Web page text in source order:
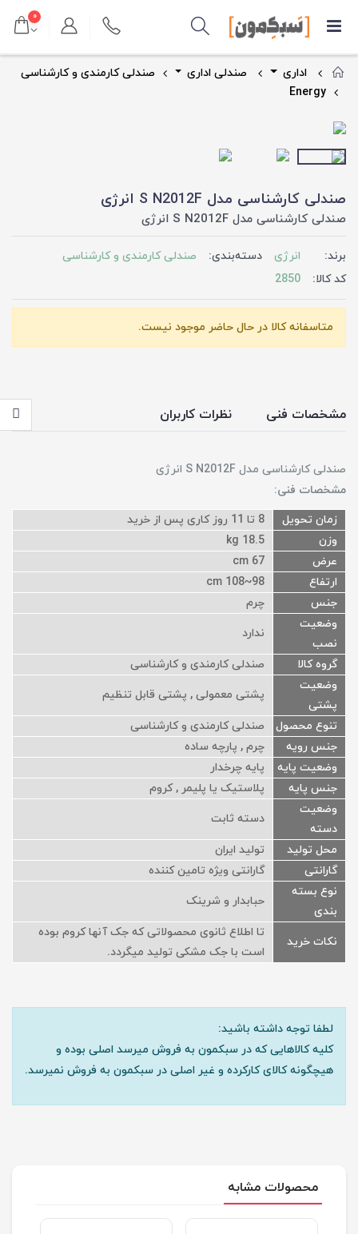
۰
اداری صندلی اداری
صندلی کارمندی و کارشناسی
Energy
صندلی کارشناسی مدل S N2012F انرژی
صندلی کارشناسی مدل S N2012F انرژی
برند: انرژی دسته‌بندی:
صندلی کارمندی و کارشناسی
کد کالا:
2850
متاسفانه کالا در حال حاضر موجود نیست.
مشخصات فنی نظرات کاربران
صندلی کارشناسی مدل S N2012F انرژی
مشخصات فنی:
زمان تحویل
8 تا 11 روز کاری پس از خرید
وزن
18.5 kg
عرض
67 cm
ارتفاع
98~108 cm
جنس
چرم
وضعیت
نصب
ندارد
گروه کالا
صندلی کارمندی و کارشناسی
وضعیت
پشتی
پشتی معمولی , پشتی قابل تنظیم
تنوع محصول
صندلی کارمندی و کارشناسی
جنس رویه
چرم , پارچه ساده
وضعیت پایه
پایه چرخدار
جنس پایه
پلاستیک یا پلیمر , کروم
وضعیت
دسته
دسته ثابت
محل تولید
تولید ایران
گارانتی
گارانتی ویژه تامین کننده
نوع بسته
بندی
حبابدار و شرینک
نکات خرید
تا اطلاع ثانوی محصولاتی که جک آنها کروم بوده
است با جک مشکی تولید میگردد.
لطفا توجه داشته باشید:
کلیه کالاهایی که در سبکمون به فروش میرسد اصلی بوده و
هیچگونه کالای کارکرده و غیر اصلی در سبکمون به فروش نمیرسد.
محصولات مشابه